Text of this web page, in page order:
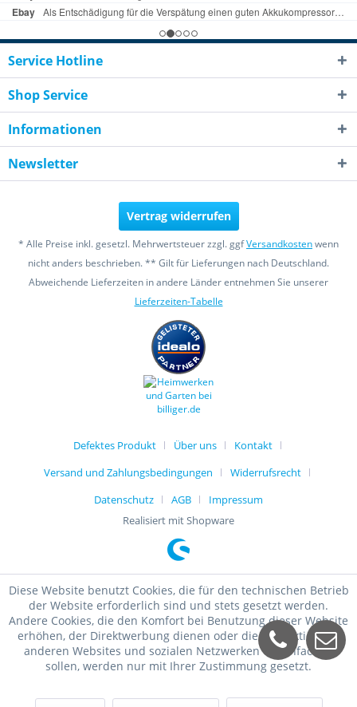
Service Hotline
Shop Service
Informationen
Newsletter
Vertrag widerrufen
* Alle Preise inkl. gesetzl. Mehrwertsteuer zzgl. ggfVersandkostenwenn
nicht anders beschrieben. ** Gilt für Lieferungen nach Deutschland.
Abweichende Lieferzeiten in andere Länder entnehmen Sie unserer
Lieferzeiten-Tabelle
Defektes Produkt Über uns
Kontakt
Versand und Zahlungsbedingungen
Widerrufsrecht
Datenschutz
AGB
Impressum
Realisiert mit Shopware
Diese Website benutzt Cookies, die für den technischen Betrieb
der Website erforderlich sind und stets gesetzt werden.
Andere Cookies, die den Komfort bei Benutzung dieser Website
erhöhen, der Direktwerbung dienen oder die Interaktion mit
anderen Websites und sozialen Netzwerken vereinfachen
sollen, werden nur mit Ihrer Zustimmung gesetzt.